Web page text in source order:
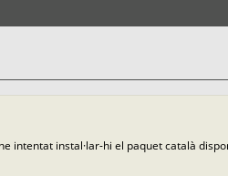
intentat instal·lar-hi el paquet català